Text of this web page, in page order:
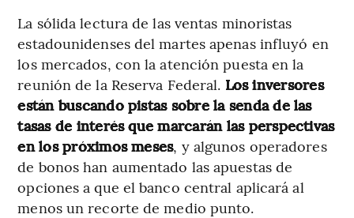
La sólida lectura de las ventas minoristas
estadounidenses del martes apenas influyó en
los mercados, con la atención puesta en la
reunión de la Reserva Federal. Los inversores
están buscando pistas sobre la senda de las
tasas de interés que marcarán las perspectivas
en los próximos meses, y algunos operadores
de bonos han aumentado las apuestas de
opciones a que el banco central aplicará al
menos un recorte de medio punto.